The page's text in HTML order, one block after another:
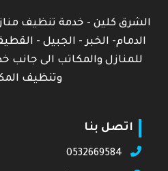
الشرق كلين - خدمة تنظيف
الدمام- الخبر - الجبيل -
للمنازل والمكاتب الى
وتنظيف
اتصل بنا